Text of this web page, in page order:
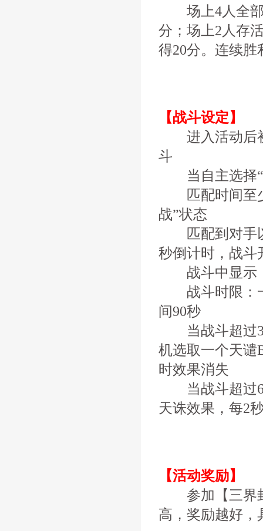
场上4人全部
分；场上2人存
得20分。连续
【战斗设定】
进入活动后初
斗
当自主选择“
匹配时间至少
战”状态
匹配到对手以
秒倒计时，战斗
战斗中显示：
战斗时限：一
间90秒
当战斗超过30
机选取一个天谴
时效果消失
当战斗超过60
天诛效果，每2
【活动奖励】
参加【三界封
高，奖励越好，